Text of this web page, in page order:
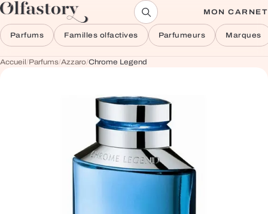
Aller au contenu MON CARNET
Parfums Familles olfactives Parfumeurs Marques
Accueil/Parfums/Azzaro/Chrome Legend